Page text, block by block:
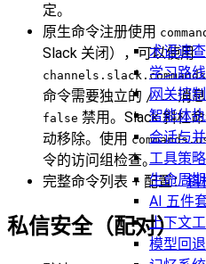
术语速
学习路
网关控
智能体
会话与
工具策
生命周
AI 五件
上下文
模型回
定。
原生命令注册使用
Slack 关闭），可以使用
命令需要独立的 /...消
false 禁用。Slack 斜杠
动移除。使用
令的访问组检查。
完整命令列表 + 配置：斜
私信安全（配对）